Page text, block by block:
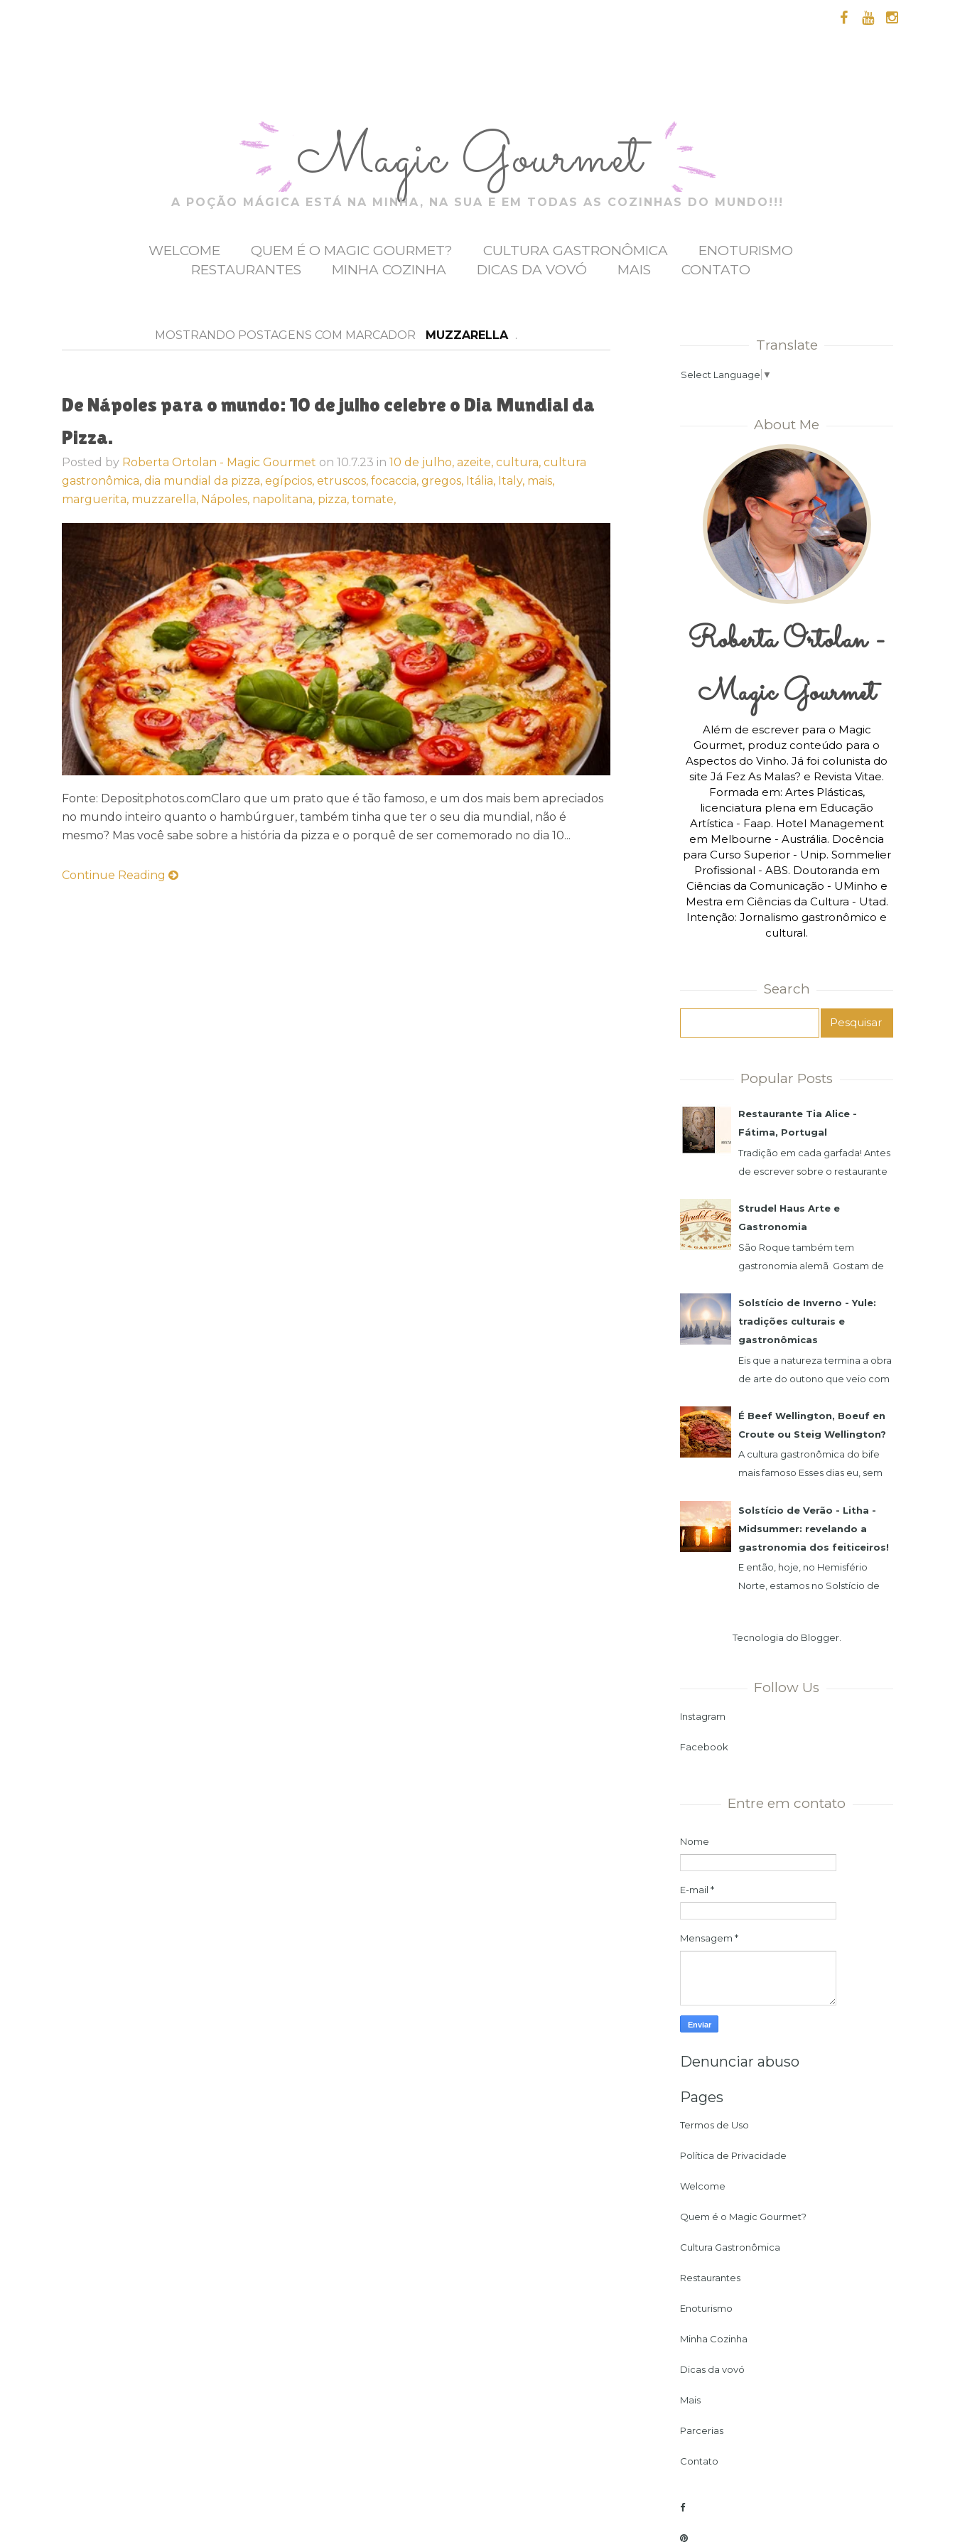
Magic Gourmet
A POÇÃO MÁGICA ESTÁ NA MINHA, NA SUA E EM TODAS AS COZINHAS DO MUNDO!!!
WELCOME QUEM É O MAGIC GOURMET? CULTURA GASTRONÔMICA
ENOTURISMO
RESTAURANTES
MINHA COZINHA DICAS DA VOVÓ MAIS CONTATO
MOSTRANDO POSTAGENS COM MARCADOR MUZZARELLA .
De Nápoles para o mundo: 10 de julho celebre o Dia Mundial da
Pizza.
Posted by Roberta Ortolan - Magic Gourmet on 10.7.23 in 10 de julho, azeite, cultura, cultura
gastronômica, dia mundial da pizza, egípcios, etruscos, focaccia, gregos, Itália, Italy, mais,
marguerita, muzzarella, Nápoles, napolitana, pizza, tomate,
Fonte: Depositphotos.comClaro que um prato que é tão famoso, e um dos mais bem apreciados
no mundo inteiro quanto o hambúrguer, também tinha que ter o seu dia mundial, não é
mesmo? Mas você sabe sobre a história da pizza e o porquê de ser comemorado no dia 10...
Continue Reading
Translate
Select Language ▼
About Me
Roberta Ortolan -
Magic Gourmet
Além de escrever para o Magic
Gourmet, produz conteúdo para o
Aspectos do Vinho. Já foi colunista do
site Já Fez As Malas? e Revista Vitae.
Formada em: Artes Plásticas,
licenciatura plena em Educação
Artística - Faap. Hotel Management
em Melbourne - Austrália. Docência
para Curso Superior - Unip. Sommelier
Profissional - ABS. Doutoranda em
Ciências da Comunicação - UMinho e
Mestra em Ciências da Cultura - Utad.
Intenção: Jornalismo gastronômico e
cultural.
Search
Popular Posts
Restaurante Tia Alice -
Fátima, Portugal
Tradição em cada garfada! Antes
de escrever sobre o restaurante
agradecer imensamente pela
atenção de seu filho,...
Strudel Haus Arte e
Gastronomia
São Roque também tem
gastronomia alemã Gostam de
de um restaurante que fica na
região de São Roque, o qua...
Solstício de Inverno - Yule:
tradições culturais e
gastronômicas
Eis que a natureza termina a obra
de arte do outono que veio com
vermelho, laranja e amarelo. 21
de dezembro abre as...
É Beef Wellington, Boeuf en
Croute ou Steig Wellington?
A cultura gastronômica do bife
mais famoso Esses dias eu, sem
francês Claude Troisgros no qual
ele ensinava um a...
Solstício de Verão - Litha -
Midsummer: revelando a
gastronomia dos feiticeiros!
E então, hoje, no Hemisfério
Norte, estamos no Solstício de
do ano. Momento ...
Tecnologia do Blogger.
Follow Us
Instagram
Facebook
Entre em contato
Nome
E-mail *
Mensagem *
Denunciar abuso
Pages
Termos de Uso
Política de Privacidade
Welcome
Quem é o Magic Gourmet?
Cultura Gastronômica
Restaurantes
Enoturismo
Minha Cozinha
Dicas da vovó
Mais
Parcerias
Contato